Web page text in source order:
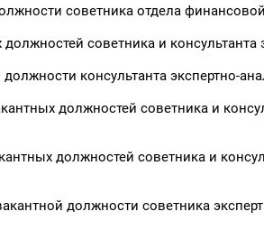
советника отдела
советника и консультанта
консультанта экспертно-
должностей советника и
должностей советника и
должности советника